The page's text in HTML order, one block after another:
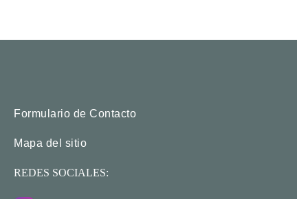
Formulario de Contacto
Mapa del sitio
REDES SOCIALES: